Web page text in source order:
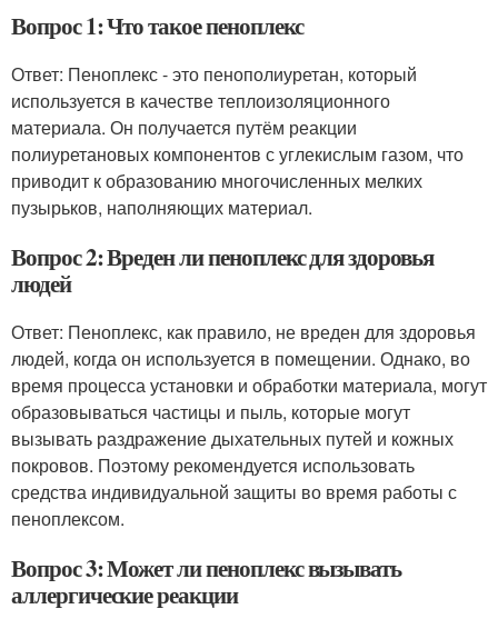
Вопрос 1: Что такое пеноплекс
Ответ: Пеноплекс - это пенополиуретан, который
используется в качестве теплоизоляционного
материала. Он получается путём реакции
полиуретановых компонентов с углекислым газом, что
приводит к образованию многочисленных мелких
пузырьков, наполняющих материал.
Вопрос 2: Вреден ли пеноплекс для здоровья
людей
Ответ: Пеноплекс, как правило, не вреден для здоровья
людей, когда он используется в помещении. Однако, во
время процесса установки и обработки материала, могут
образовываться частицы и пыль, которые могут
вызывать раздражение дыхательных путей и кожных
покровов. Поэтому рекомендуется использовать
средства индивидуальной защиты во время работы с
пеноплексом.
Вопрос 3: Может ли пеноплекс вызывать
аллергические реакции